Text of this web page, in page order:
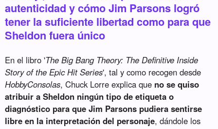
autenticidad y cómo Jim Parsons logró
tener la suficiente libertad como para que
Sheldon fuera único
En el libro 'The Big Bang Theory: The Definitive Inside
Story of the Epic Hit Series', tal y como recogen desde
HobbyConsolas, Chuck Lorre explica que no se quiso
atribuir a Sheldon ningún tipo de etiqueta o
diagnóstico para que Jim Parsons pudiera sentirse
libre en la interpretación del personaje, dándole los